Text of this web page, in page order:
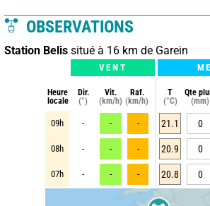
OBSERVATIONS
Station Belis situé à 16 km de Garein
VENT
Heure
locale
Dir.
(°)
Vit.
(km/h)
Raf.
(km/h)
T
(°C)
Qte
(mm)
09h - - - 21.1 0
08h - - - 20.9 0
07h - - - 20.8 0